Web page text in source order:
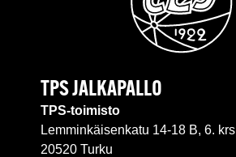
TPS JALKAPALLO
TPS-toimisto
Lemminkäisenkatu 14-18 B, 6. krs
20520 Turku